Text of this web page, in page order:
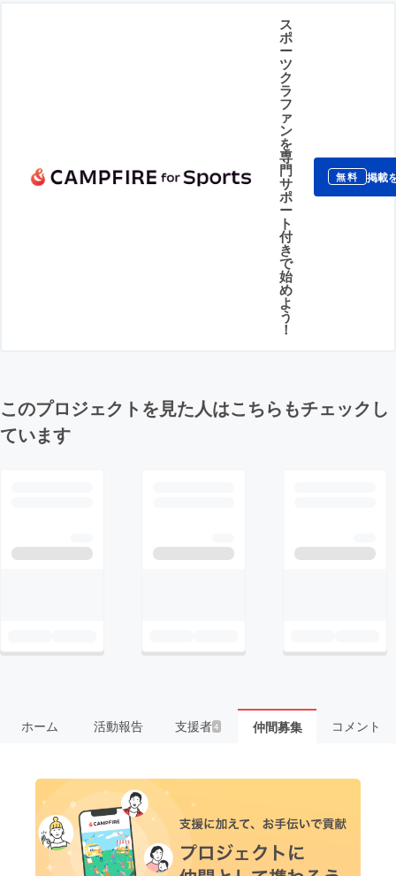
ス
ポ
ー
ツ
ク
ラ
フ
ァ
ン
を
専
門
サ
ポ
ー
ト
付
き
で
始
め
よ
う
！
無料 掲載
このプロジェクトを見た人はこちらもチェックし
ています
ホーム 活動報告 支援者4 仲間募集 コメント